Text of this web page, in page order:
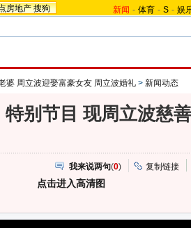
房地产 搜狗 新闻 - 体育 - S - 娱
婆 周立波迎娶富豪女友 周立波婚礼 > 新闻动态
特别节目 现周立波慈
我来说两句(0) 复制链接
点击进入高清图